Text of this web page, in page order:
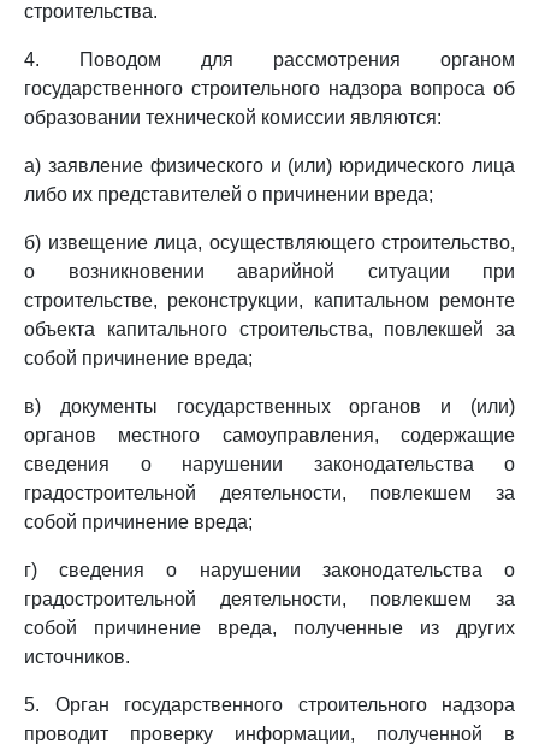
строительства.
4. Поводом для рассмотрения органом
государственного строительного надзора вопроса об
образовании технической комиссии являются:
а) заявление физического и (или) юридического лица
либо их представителей о причинении вреда;
б) извещение лица, осуществляющего строительство,
о возникновении аварийной ситуации при
строительстве, реконструкции, капитальном ремонте
объекта капитального строительства, повлекшей за
собой причинение вреда;
в) документы государственных органов и (или)
органов местного самоуправления, содержащие
сведения о нарушении законодательства о
градостроительной деятельности, повлекшем за
собой причинение вреда;
г) сведения о нарушении законодательства о
градостроительной деятельности, повлекшем за
собой причинение вреда, полученные из других
источников.
5. Орган государственного строительного надзора
проводит проверку информации, полученной в